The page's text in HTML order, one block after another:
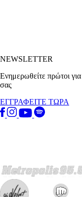
NEWSLETTER
Ενημερωθείτε πρώτοι
σας
ΕΓΓΡΑΦΕΙΤΕ ΤΩΡΑ